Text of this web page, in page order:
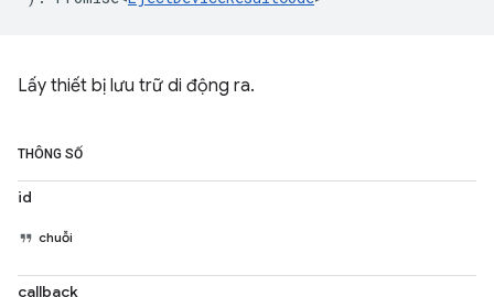
Lấy thiết bị lưu trữ di động ra.
THÔNG SỐ
id
chuỗi
callback